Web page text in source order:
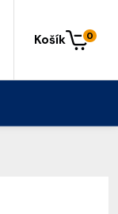
Košík 0